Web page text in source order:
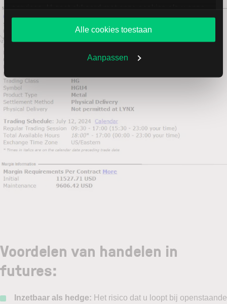
website blijft gebruiken.
Alle cookies toestaan
Aanpassen
Voordelen van handelen in
futures:
Inzetbaar als hedge: Het risico dat u loopt bij openstaande